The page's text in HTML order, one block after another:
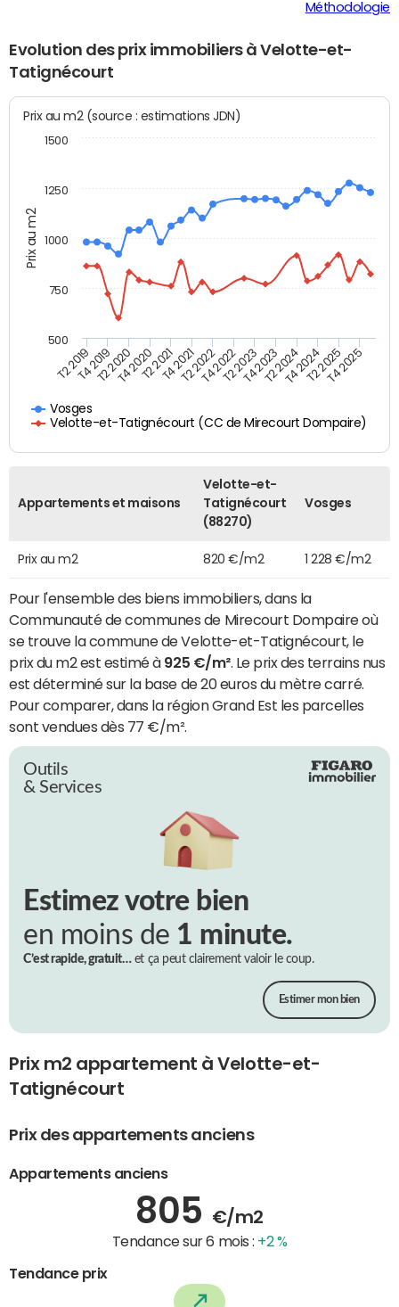
Méthodologie
Evolution des prix immobiliers à Velotte-et-
Tatignécourt
Prix au m2
Prix au m2 (source : estimations JDN)
Vosges
Velotte-et-Tatignécourt (CC de Mirecourt Dompaire)
T2 2019T4 2019T2 2020T4 2020T2 2021T4 2021T2 2022T4 2022T2 2023T4 2023T2 2024T4 2024T2 2025T4 2025
1000
500
750
1250
1500
Appartements et maisons
Velotte-et-
Tatignécourt
(88270)
Vosges
Prix au m2 820 €/m2 1 228 €/m2
Pour l'ensemble des biens immobiliers, dans la
Communauté de communes de Mirecourt Dompaire où
se trouve la commune de Velotte-et-Tatignécourt, le
prix du m2 est estimé à 925 €/m². Le prix des terrains nus
est déterminé sur la base de 20 euros du mètre carré.
Pour comparer, dans la région Grand Est les parcelles
sont vendues dès 77 €/m².
Outils
& Services
Estimez votre bien
en moins de 1 minute.
C’est rapide, gratuit…et ça peut clairement valoir le coup.
Estimer mon bien
Prix m2 appartement à Velotte-et-
Tatignécourt
Prix des appartements anciens
Appartements anciens
805 €/m2
Tendance sur 6 mois : +2 %
Tendance prix